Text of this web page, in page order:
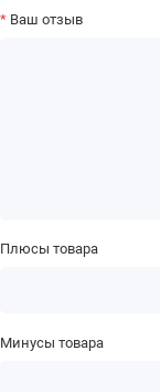
Ваш отзыв
Плюсы товара
Минусы товара